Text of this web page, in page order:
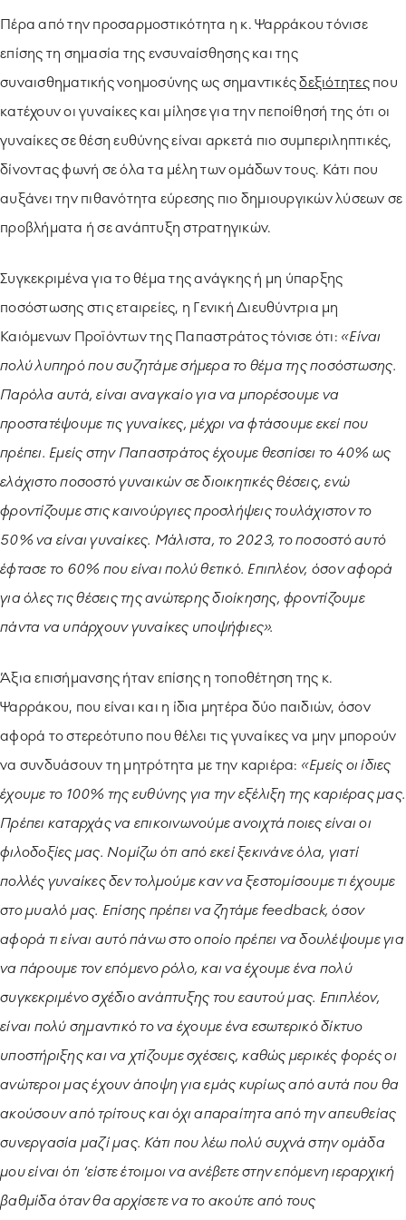
Πέρα από την προσαρμοστικότητα η κ. Ψαρράκου τόνισε
επίσης τη σημασία της ενσυναίσθησης και της
συναισθηματικής νοημοσύνης ως σημαντικέςδεξιότητεςπου
κατέχουν οι γυναίκες και μίλησε για την πεποίθησή της ότι οι
γυναίκες σε θέση ευθύνης είναι αρκετά πιο συμπεριληπτικές,
δίνοντας φωνή σε όλα τα μέλη των ομάδων τους. Κάτι που
αυξάνει την πιθανότητα εύρεσης πιο δημιουργικών λύσεων σε
προβλήματα ή σε ανάπτυξη στρατηγικών.
Συγκεκριμένα για το θέμα της ανάγκης ή μη ύπαρξης
ποσόστωσης στις εταιρείες, η Γενική Διευθύντρια μη
Καιόμενων Προϊόντων της Παπαστράτος τόνισε ότι: «Είναι
πολύ λυπηρό που συζητάμε σήμερα το θέμα της ποσόστωσης.
Παρόλα αυτά, είναι αναγκαίο για να μπορέσουμε να
προστατέψουμε τις γυναίκες, μέχρι να φτάσουμε εκεί που
πρέπει. Εμείς στην Παπαστράτος έχουμε θεσπίσει το 40% ως
ελάχιστο ποσοστό γυναικών σε διοικητικές θέσεις, ενώ
φροντίζουμε στις καινούργιες προσλήψεις τουλάχιστον το
50% να είναι γυναίκες. Μάλιστα, το 2023, το ποσοστό αυτό
έφτασε το 60% που είναι πολύ θετικό. Επιπλέον, όσον αφορά
για όλες τις θέσεις της ανώτερης διοίκησης, φροντίζουμε
πάντα να υπάρχουν γυναίκες υποψήφιες».
Άξια επισήμανσης ήταν επίσης η τοποθέτηση της κ.
Ψαρράκου, που είναι και η ίδια μητέρα δύο παιδιών, όσον
αφορά το στερεότυπο που θέλει τις γυναίκες να μην μπορούν
να συνδυάσουν τη μητρότητα με την καριέρα: «Εμείς οι ίδιες
έχουμε το 100% της ευθύνης για την εξέλιξη της καριέρας μας.
Πρέπει καταρχάς να επικοινωνούμε ανοιχτά ποιες είναι οι
φιλοδοξίες μας. Νομίζω ότι από εκεί ξεκινάνε όλα, γιατί
πολλές γυναίκες δεν τολμούμε καν να ξεστομίσουμε τι έχουμε
στο μυαλό μας. Επίσης πρέπει να ζητάμε feedback, όσον
αφορά τι είναι αυτό πάνω στο οποίο πρέπει να δουλέψουμε για
να πάρουμε τον επόμενο ρόλο, και να έχουμε ένα πολύ
συγκεκριμένο σχέδιο ανάπτυξης του εαυτού μας. Επιπλέον,
είναι πολύ σημαντικό το να έχουμε ένα εσωτερικό δίκτυο
υποστήριξης και να χτίζουμε σχέσεις, καθώς μερικές φορές οι
ανώτεροι μας έχουν άποψη για εμάς κυρίως από αυτά που θα
ακούσουν από τρίτους και όχι απαραίτητα από την απευθείας
συνεργασία μαζί μας. Κάτι που λέω πολύ συχνά στην ομάδα
μου είναι ότι ‘είστε έτοιμοι να ανέβετε στην επόμενη ιεραρχική
βαθμίδα όταν θα αρχίσετε να το ακούτε από τους